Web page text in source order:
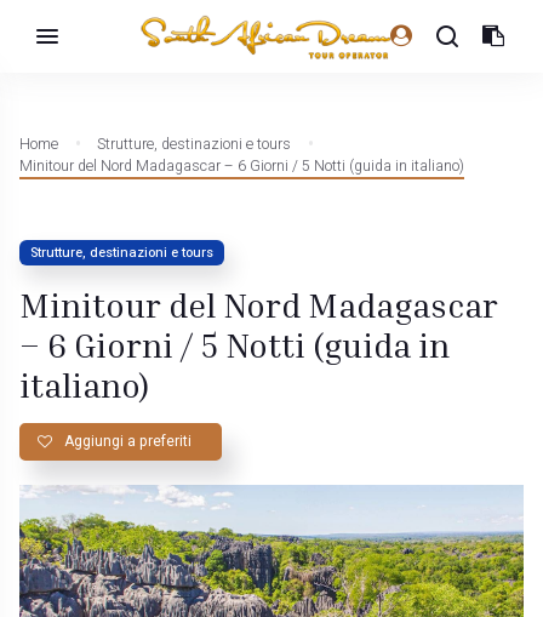
Home
Strutture, destinazioni e tours
Minitour del Nord Madagascar – 6 Giorni / 5 Notti (guida in italiano)
Strutture, destinazioni e tours
Minitour del Nord Madagascar
– 6 Giorni / 5 Notti (guida in
italiano)
Aggiungi a preferiti